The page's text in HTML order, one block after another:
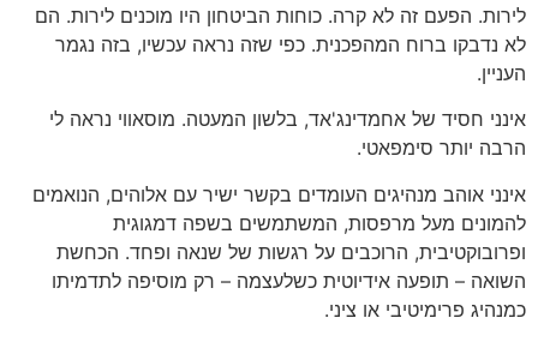
לירות. הפעם זה לא קרה. כוחות הביטחון היו מוכנים לירות. הם
לא נדבקו ברוח המהפכנית. כפי שזה נראה עכשיו, בזה נגמר
העניין.
אינני חסיד של אחמדינג'אד, בלשון המעטה. מוסאווי נראה לי
הרבה יותר סימפאטי.
אינני אוהב מנהיגים העומדים בקשר ישיר עם אלוהים, הנואמים
להמונים מעל מרפסות, המשתמשים בשפה דמגוגית
ופרובוקטיבית, הרוכבים על רגשות של שנאה ופחד. הכחשת
השואה – תופעה אידיוטית כשלעצמה – רק מוסיפה לתדמיתו
כמנהיג פרימיטיבי או ציני.